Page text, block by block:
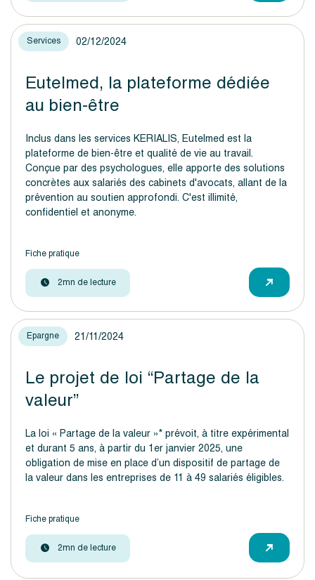
Services 02/12/2024
Eutelmed, la plateforme dédiée
au bien-être
Inclus dans les services KERIALIS, Eutelmed est la
plateforme de bien-être et qualité de vie au travail.
Conçue par des psychologues, elle apporte des solutions
concrètes aux salariés des cabinets d'avocats, allant de la
prévention au soutien approfondi. C'est illimité,
confidentiel et anonyme.
Fiche pratique
2mn de lecture
Epargne 21/11/2024
Le projet de loi “Partage de la
valeur”
La loi « Partage de la valeur »* prévoit, à titre expérimental
et durant 5 ans, à partir du 1er janvier 2025, une
obligation de mise en place d’un dispositif de partage de
la valeur dans les entreprises de 11 à 49 salariés éligibles.
Fiche pratique
2mn de lecture